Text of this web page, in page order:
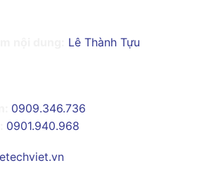
Lê Thành Tựu
0909.346.736
0901.940.968